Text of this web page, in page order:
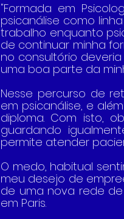
"Formada em
psicanálise como
trabalho enquanto
de continuar minha
no consultório
uma boa parte da
Nesse percurso de
em psicanálise, e
diploma. Com isto,
guardando
permite atender
O medo, habitual
meu desejo de
de uma nova rede
em Paris.